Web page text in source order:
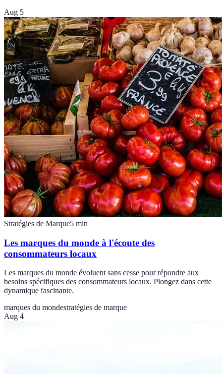
Aug 5
Stratégies de Marque5 min
Les marques du monde à l'écoute des
consommateurs locaux
Les marques du monde évoluent sans cesse pour répondre aux
besoins spécifiques des consommateurs locaux. Plongez dans cette
dynamique fascinante.
marques du mondestratégies de marque
Aug 4